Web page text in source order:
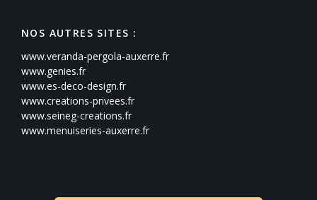
NOS AUTRES SITES :
www.veranda-pergola-auxerre.fr
www.genies.fr
www.es-deco-design.fr
www.creations-privees.fr
www.seineg-creations.fr
www.menuiseries-auxerre.fr